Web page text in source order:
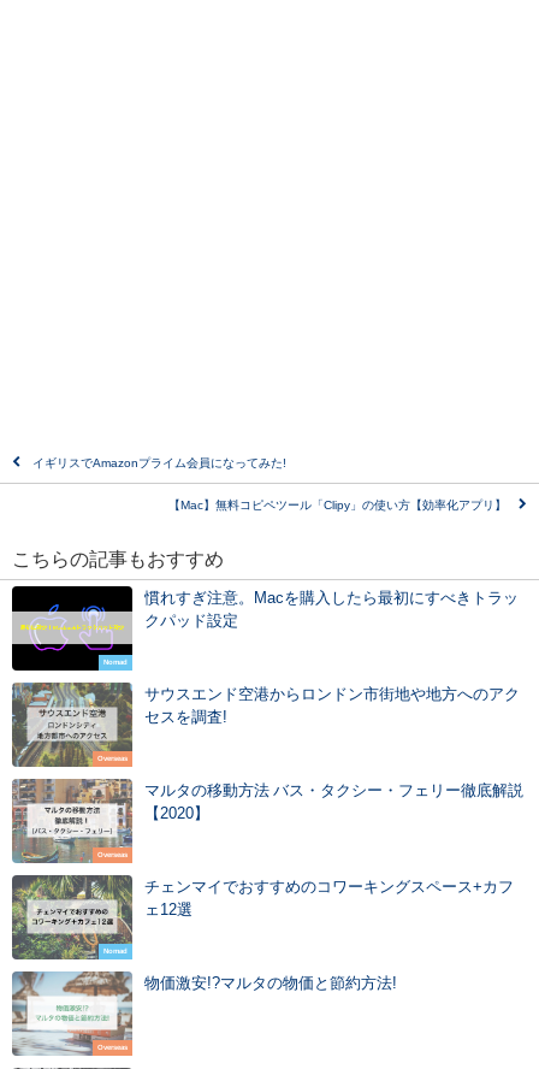
イギリスでAmazonプライム会員になってみた!
【Mac】無料コピペツール「Clipy」の使い方【効率化アプリ】
こちらの記事もおすすめ
Nomad
慣れすぎ注意。Macを購入したら最初にすべきトラッ
クパッド設定
Overseas
サウスエンド空港からロンドン市街地や地方へのアク
セスを調査!
Overseas
マルタの移動方法 バス・タクシー・フェリー徹底解説
【2020】
Nomad
チェンマイでおすすめのコワーキングスペース+カフ
ェ12選
Overseas
物価激安!?マルタの物価と節約方法!